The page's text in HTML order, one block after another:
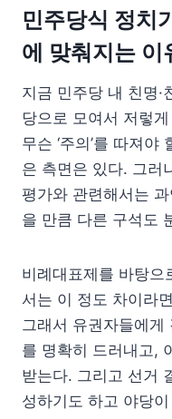
민주당식 정치
에 맞춰지는 이
지금 민주당 내 친명·
당으로 모여서 저렇
무슨 ‘주의’를 따져
은 측면은 있다. 그러
평가와 관련해서는
을 만큼 다른 구석도
비례대표제를 바탕으
서는 이 정도 차이라
그래서 유권자들에게
를 명확히 드러내고,
받는다. 그리고 선거
성하기도 하고 야당